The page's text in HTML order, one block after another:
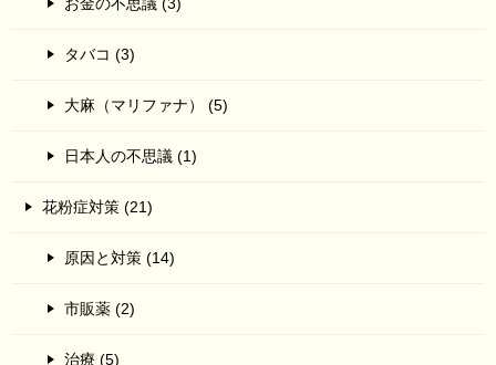
タバコ (3)
大麻（マリファナ） (5)
日本人の不思議 (1)
花粉症対策 (21)
原因と対策 (14)
市販薬 (2)
治療 (5)